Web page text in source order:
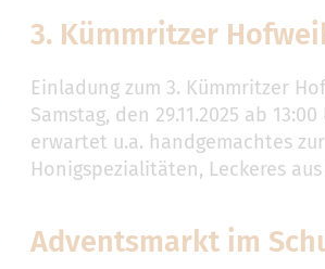
3. Kümmritzer
Einladung zum 3. Kümmritzer
Samstag, den 29.11.2025 ab
erwartet u.a. handgemachtes
Honigspezialitäten, Leckeres
Adventsmarkt im